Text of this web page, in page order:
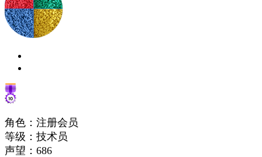
角色：注册会员
等级：技术员
声望： 686